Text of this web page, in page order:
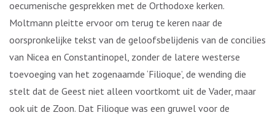
oecumenische gesprekken met de Orthodoxe kerken.
Moltmann pleitte ervoor om terug te keren naar de
oorspronkelijke tekst van de geloofsbelijdenis van de concilies
van Nicea en Constantinopel, zonder de latere westerse
toevoeging van het zogenaamde ‘Filioque’, de wending die
stelt dat de Geest niet alleen voortkomt uit de Vader, maar
ook uit de Zoon. Dat Filioque was een gruwel voor de